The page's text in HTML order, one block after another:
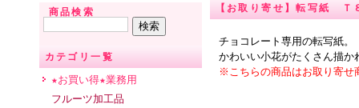
商品検索
カテゴリ一覧
★お買い得★業務用
フルーツ加工品
【お取り寄せ】転写紙
チョコレート専用の転写紙。
かわいい小花がたくさん描
※こちらの商品はお取り寄せ